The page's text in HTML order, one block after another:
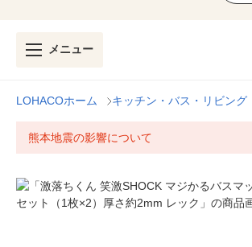
メニュー
LOHACOホーム キッチン・バス・リビング
熊本地震の影響について